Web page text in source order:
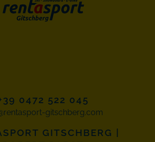
0472 522 045
gitschberg.com
GITSCHBERG